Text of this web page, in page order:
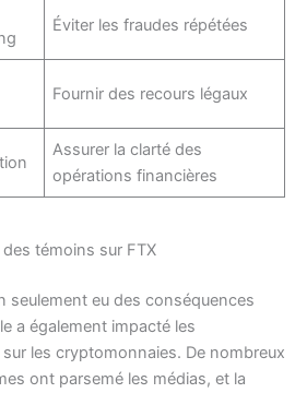
Éviter les fraudes répétées
Fournir des recours légaux
Assurer la clarté des
opérations financières
témoins sur FTX
seulement eu des conséquences
a également impacté les
les cryptomonnaies. De nombreux
ont parsemé les médias, et la